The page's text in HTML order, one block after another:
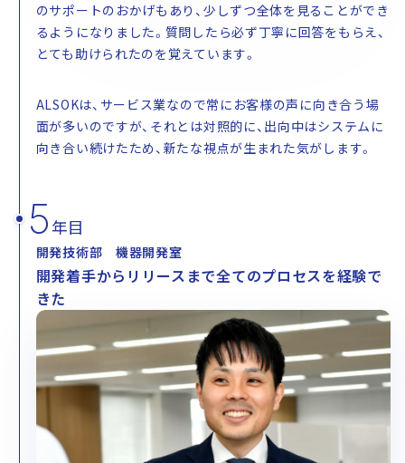
のサポートのおかげもあり、少しずつ全体を見ることができ
るようになりました。質問したら必ず丁寧に回答をもらえ、
とても助けられたのを覚えています。
ALSOKは、サービス業なので常にお客様の声に向き合う場
面が多いのですが、それとは対照的に、出向中はシステムに
向き合い続けたため、新たな視点が生まれた気がします。
5年目
開発技術部 機器開発室
開発着手からリリースまで全てのプロセスを経験で
きた